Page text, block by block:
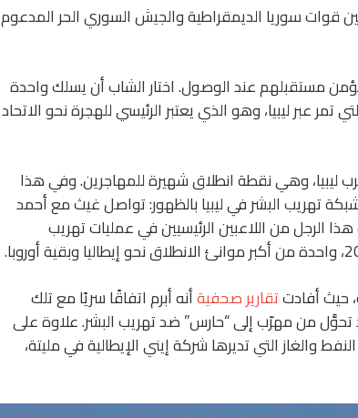
قوات سوريا الديمقراطية والجيش السوري الحر المدعوم
مستقبلهم عند الوصول. اختار الشاب أن يسلك واحدة
عبر ليبيا، وهو الذي يعتبر الرئيسي للهجرة نحو الاتحاد
وهي نقطة انطلاق شهيرة للمهاجرين. وفي هذا
تهريب البشر في ليبيا بالظهور: تواصل غيث مع أحمد
الرجل من اللاعبين الرئيسيين في عمليات تهريب
تقارير صحفيةأنه أبرم اتفاقًا سريًا مع تلك
من مهرّب إلى “حارس” ضد تهريب البشر. علاوة على
والغاز التي تديرها شركة إيني الإيطالية في مليتة،